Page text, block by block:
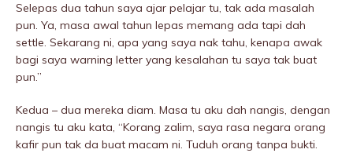
Selepas dua tahun saya ajar pelajar tu, tak ada masalah
pun. Ya, masa awal tahun lepas memang ada tapi dah
settle. Sekarang ni, apa yang saya nak tahu, kenapa awak
bagi saya warning letter yang kesalahan tu saya tak buat
pun.”
Kedua – dua mereka diam. Masa tu aku dah nangis, dengan
nangis tu aku kata, “Korang zaIim, saya rasa negara orang
kafir pun tak da buat macam ni. Tuduh orang tanpa bukti.